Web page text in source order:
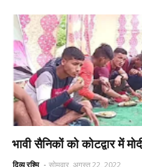
भावी सैनिकों को कोटद्वार में
दिव्य रश्मि
सोमवार, अगस्त 22, 2022